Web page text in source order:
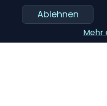
Ablehnen
Mehr
Konstruktion der
Schubladen mit
diese stabiler sind.